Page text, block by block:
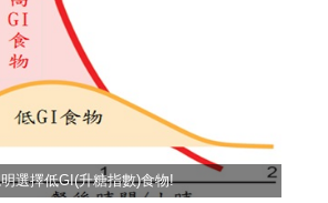
選擇低GI(升糖指數)食物!